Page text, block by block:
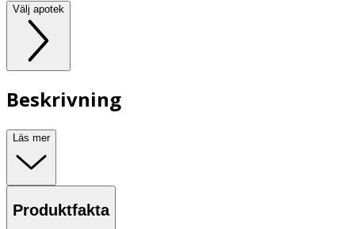
Välj apotek
Beskrivning
Läs mer
Produktfakta